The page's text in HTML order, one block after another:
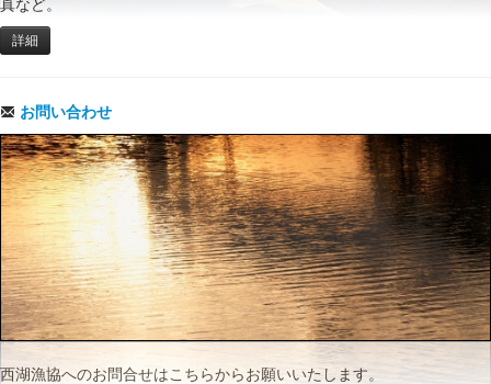
真など。
詳細
お問い合わせ
西湖漁協へのお問合せはこちらからお願いいたします。